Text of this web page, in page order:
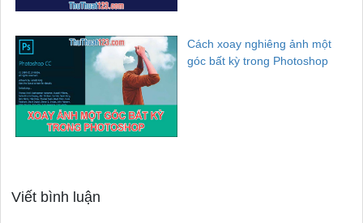
Cách xoay nghiêng ảnh một
góc bất kỳ trong Photoshop
Viết bình luận